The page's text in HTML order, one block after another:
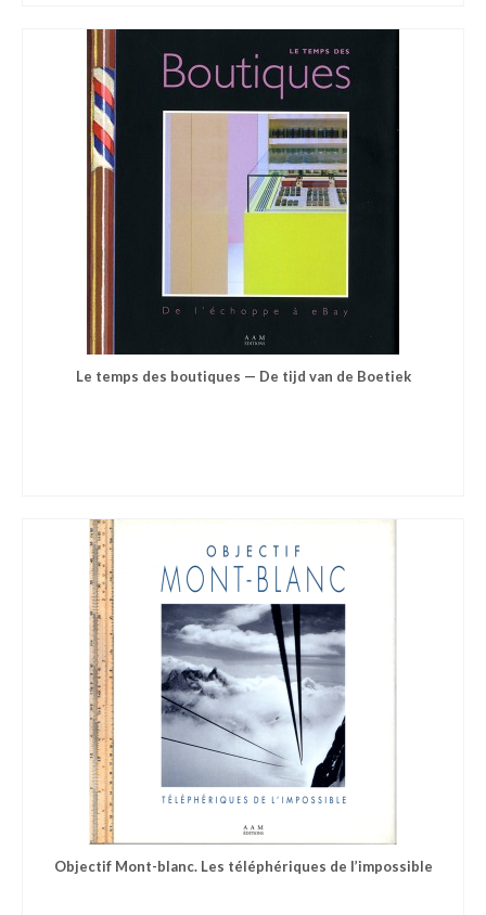
Le temps des boutiques — De tijd van de Boetiek
Objectif Mont-blanc. Les téléphériques de l’impossible